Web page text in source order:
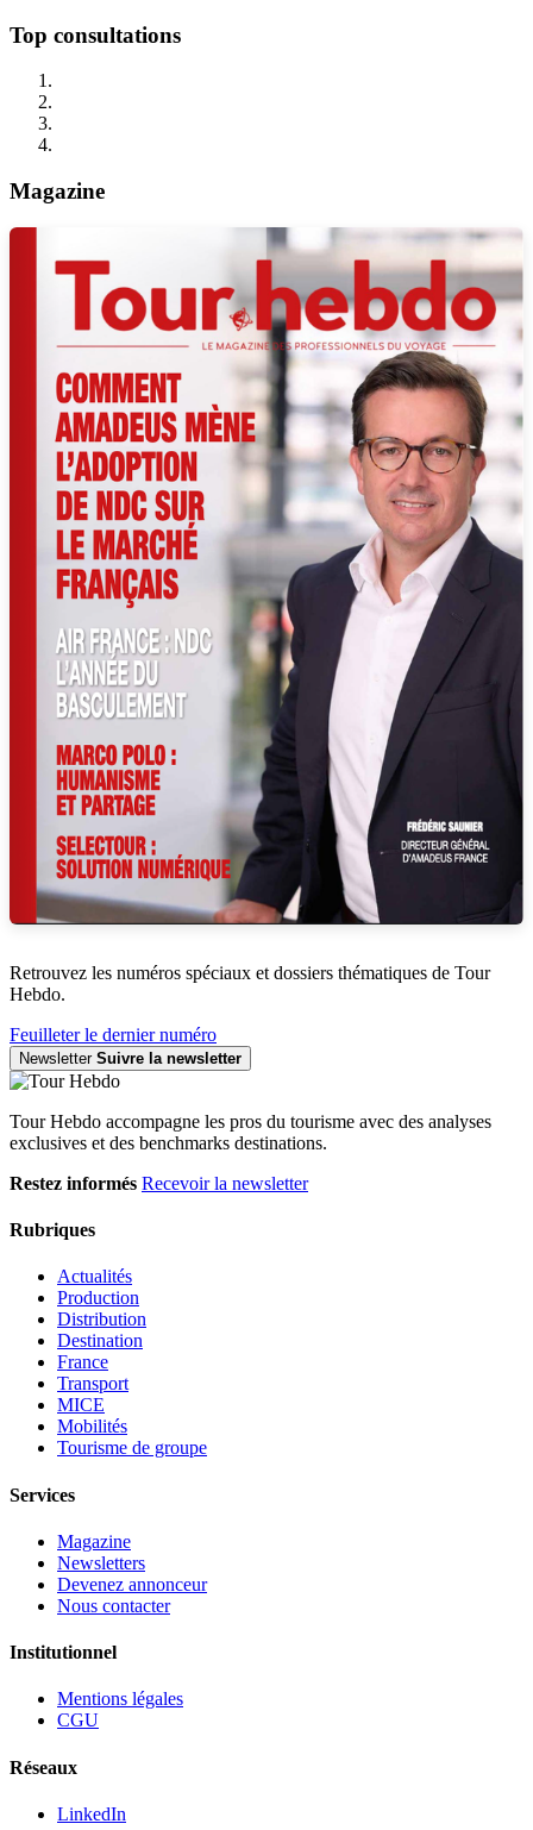
Top consultations
Magazine
Retrouvez les numéros spéciaux et dossiers thématiques de Tour
Hebdo.
Feuilleter le dernier numéro
Newsletter Suivre la newsletter
Tour Hebdo accompagne les pros du tourisme avec des analyses
exclusives et des benchmarks destinations.
Restez informés Recevoir la newsletter
Rubriques
Actualités
Production
Distribution
Destination
France
Transport
MICE
Mobilités
Tourisme de groupe
Services
Magazine
Newsletters
Devenez annonceur
Nous contacter
Institutionnel
Mentions légales
CGU
Réseaux
LinkedIn